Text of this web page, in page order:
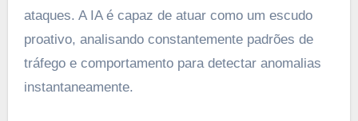
ataques. A IA é capaz de atuar como um escudo
proativo, analisando constantemente padrões de
tráfego e comportamento para detectar anomalias
instantaneamente.